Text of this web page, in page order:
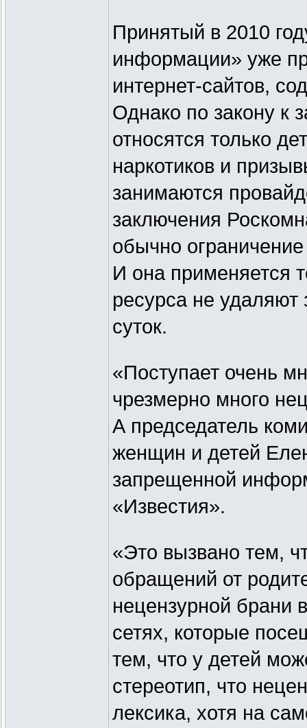
Принятый в 2010
информации» уже
интернет-сайтов,
Однако по закону к
относятся только
наркотиков и
занимаются
заключения
обычно
И она применяется
ресурса не
суток.
«Поступает очень
чрезмерно много
А председатель
женщин и детей
запрещенной
«Известия».
«Это вызвано тем,
обращений от
нецензурной брани
сетях, которые
тем, что у детей
стереотип, что
лексика, хотя на